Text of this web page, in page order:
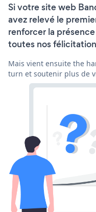
Si votre site web
avez relevé le
renforcer la
toutes nos
Mais vient ensuite the
turn et soutenir plus de